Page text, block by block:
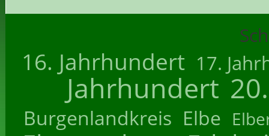
16. Jahrhundert 17.
Jahrhundert
Burgenlandkreis Elbe